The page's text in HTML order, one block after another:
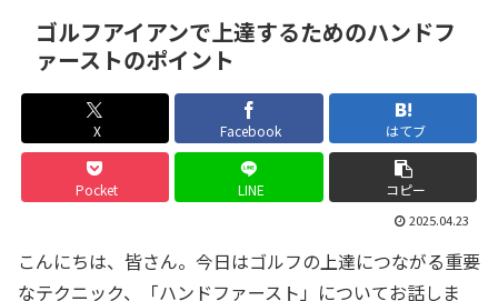
ゴルフアイアンで上達するためのハンドフ
ァーストのポイント
X Facebook はてブ
Pocket LINE コピー
2025.04.23
こんにちは、皆さん。今日はゴルフの上達につながる重要
なテクニック、「ハンドファースト」についてお話しま